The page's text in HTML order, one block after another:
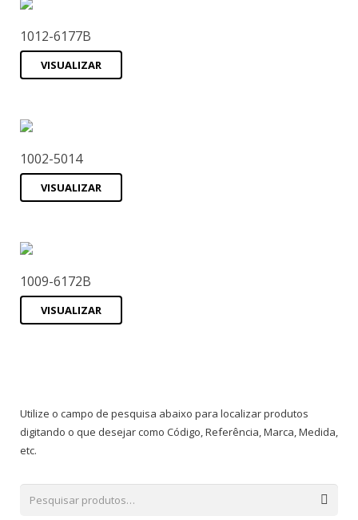
1012-6177B
VISUALIZAR
1002-5014
VISUALIZAR
1009-6172B
VISUALIZAR
Utilize o campo de pesquisa abaixo para localizar produtos
digitando o que desejar como Código, Referência, Marca, Medida,
etc.